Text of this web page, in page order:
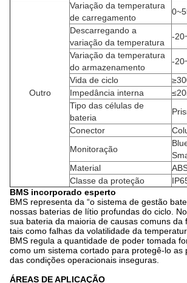
Outro
Variação da temperatura
de carregamento
Descarregando a
variação da temperatura
-
Variação da temperatura
do armazenamento
-
Vida de ciclo
Impedância interna
Tipo das células de
bateria
Conector
Monitoração
Material
Classe da proteção
BMS incorporado esperto
BMS representa da “o sistema de gestão
nossas baterias de lítio profundas do ciclo.
sua bateria da maioria de causas comuns da
tais como falhas da volatilidade da
BMS regula a quantidade de poder tomada
como um sistema cortado para protegê-lo as
das condições operacionais inseguras.
ÁREAS DE APLICAÇÃO